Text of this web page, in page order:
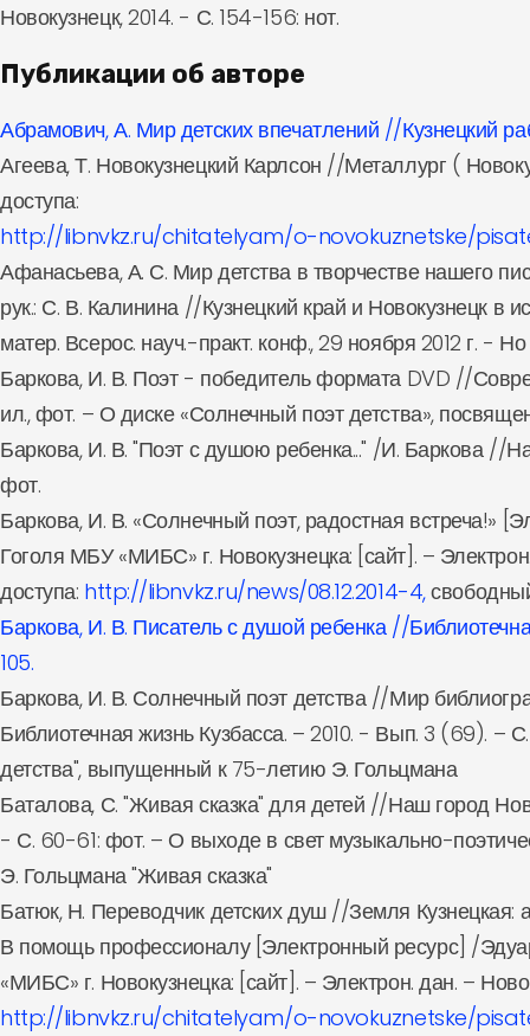
Новокузнецк, 2014. - С. 154-156: нот.
Публикации об авторе
Абрамович, А. Мир детских впечатлений //Кузнецкий
Агеева, Т. Новокузнецкий Карлсон //Металлург (
доступа:
http://libnvkz.ru/chitatelyam/o-novokuznetske/
Афанасьева, А. С. Мир детства в творчестве нашего
рук.: С. В. Калинина //Кузнецкий край и Новокузнецк в
матер. Всерос. науч.-практ. конф., 29 ноября 2012 г. - Но
Баркова, И. В. Поэт - победитель формата DVD //
ил., фот. – О диске «Солнечный поэт детства»,
Баркова, И. В. "Поэт с душою ребенка..." /И. Баркова //
фот.
Баркова, И. В. «Солнечный поэт, радостная встреча!»
Гоголя МБУ «МИБС» г. Новокузнецка: [сайт]. –
доступа: http://libnvkz.ru/news/08.12.2014-4,
Баркова, И. В. Писатель с душой ребенка //
105.
Баркова, И. В. Солнечный поэт детства //Мир
Библиотечная жизнь Кузбасса. – 2010. - Вып. 3 (69).
детства", выпущенный к 75-летию Э. Гольцмана
Баталова, С. "Живая сказка" для детей //Наш город
- С. 60-61: фот. – О выходе в свет музыкально-
Э. Гольцмана "Живая сказка"
Батюк, Н. Переводчик детских душ //Земля Кузнецкая:
В помощь профессионалу [Электронный ресурс] /
«МИБС» г. Новокузнецка: [сайт]. – Электрон. дан. –
http://libnvkz.ru/chitatelyam/o-novokuznetske/